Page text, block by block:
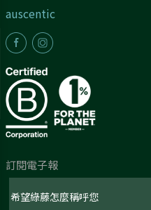
auscentic
訂閱電子報